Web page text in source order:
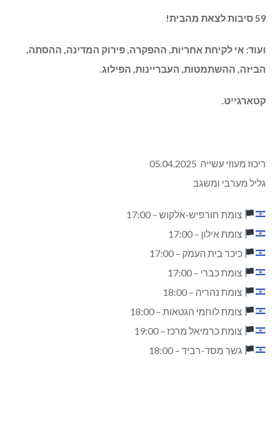
59 סיבות לצאת מהבית!
ועוד: אי לקיחת אחריות, ההפקרה, פירוק המדינה, ההסתה,
הביזה, ההשתמטות, העבריינות, הפילוג.
קטארגייט.
ריכוז מעוזי עשייה 05.04.2025
גליל מערבי ומשגב
צומת חורפיש-אלקוש – 17:00
צומת אילון – 17:00
כיכר בית העמק – 17:00
צומת כברי – 17:00
צומת נהריה – 18:00
צומת לוחמי הגטאות – 18:00
צומת כרמיאל מרכז – 19:00
גשר מסד-רביד – 18:00